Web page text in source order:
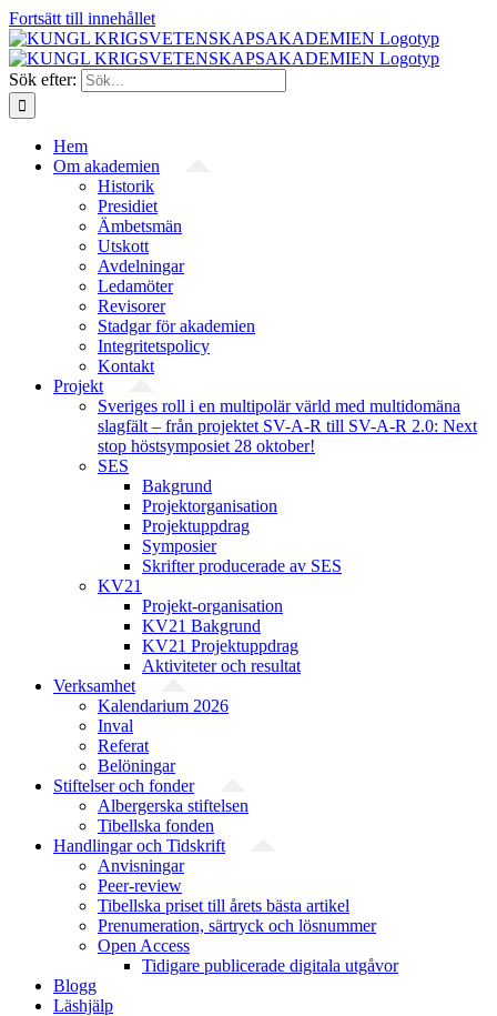
Fortsätt till innehållet
Sök efter:
Hem
Om akademien
Historik
Presidiet
Ämbetsmän
Utskott
Avdelningar
Ledamöter
Revisorer
Stadgar för akademien
Integritetspolicy
Kontakt
Projekt
Sveriges roll i en multipolär värld med multidomäna
slagfält – från projektet SV-A-R till SV-A-R 2.0: Next
stop höstsymposiet 28 oktober!
SES
Bakgrund
Projekt­organisation
Projektuppdrag
Symposier
Skrifter producerade av SES
KV21
Projekt-organisation
KV21 Bakgrund
KV21 Projektuppdrag
Aktiviteter och resultat
Verksamhet
Kalendarium 2026
Inval
Referat
Belöningar
Stiftelser och fonder
Albergerska stiftelsen
Tibellska fonden
Handlingar och Tidskrift
Anvisningar
Peer-review
Tibellska priset till årets bästa artikel
Prenumeration, särtryck och lösnummer
Open Access
Tidigare publicerade digitala utgåvor
Blogg
Läshjälp